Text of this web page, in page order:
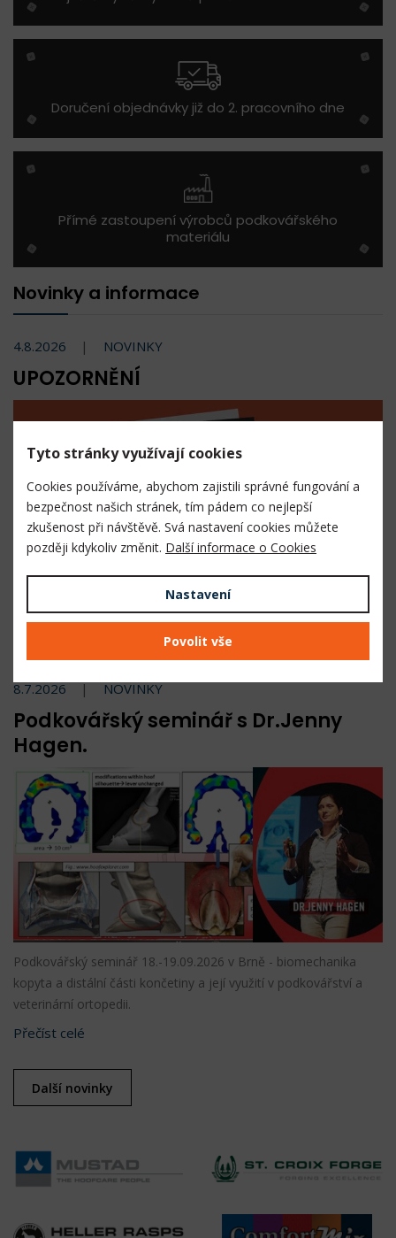
Doručení objednávky již do 2. pracovního dne
Přímé zastoupení výrobců podkovářského
materiálu
Novinky a informace
4.8.2026 NOVINKY
UPOZORNĚNÍ
Přednostně expedujeme objednávky uhrazené okamžitou
platbou QR kódem.
8.7.2026 NOVINKY
Podkovářský seminář s Dr.Jenny
Hagen.
Podkovářský seminář 18.-19.09.2026 v Brně - biomechanika
kopyta a distální části končetiny a její využití v podkovářství a
veterinární ortopedii.
Přečíst celé
Další novinky
Tyto stránky využívají cookies
Cookies používáme, abychom zajistili správné fungování a
bezpečnost našich stránek, tím pádem co nejlepší
zkušenost při návštěvě. Svá nastavení cookies můžete
později kdykoliv změnit. Další informace o Cookies
Nastavení
Povolit vše